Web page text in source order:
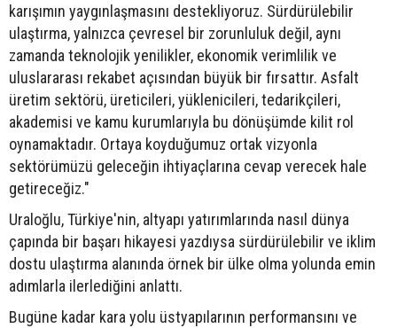
karışımın yaygınlaşmasını destekliyoruz. Sürdürülebilir
ulaştırma, yalnızca çevresel bir zorunluluk değil, aynı
zamanda teknolojik yenilikler, ekonomik verimlilik ve
uluslararası rekabet açısından büyük bir fırsattır. Asfalt
üretim sektörü, üreticileri, yüklenicileri, tedarikçileri,
akademisi ve kamu kurumlarıyla bu dönüşümde kilit rol
oynamaktadır. Ortaya koyduğumuz ortak vizyonla
sektörümüzü geleceğin ihtiyaçlarına cevap verecek hale
getireceğiz."
Uraloğlu, Türkiye'nin, altyapı yatırımlarında nasıl dünya
çapında bir başarı hikayesi yazdıysa sürdürülebilir ve iklim
dostu ulaştırma alanında örnek bir ülke olma yolunda emin
adımlarla ilerlediğini anlattı.
Bugüne kadar kara yolu üstyapılarının performansını ve